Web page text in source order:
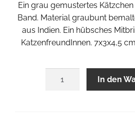
Ein grau gemustertes
Band. Material graubunt
aus Indien. Ein hübsches
KatzenfreundInnen. 7x3x4,5
In den